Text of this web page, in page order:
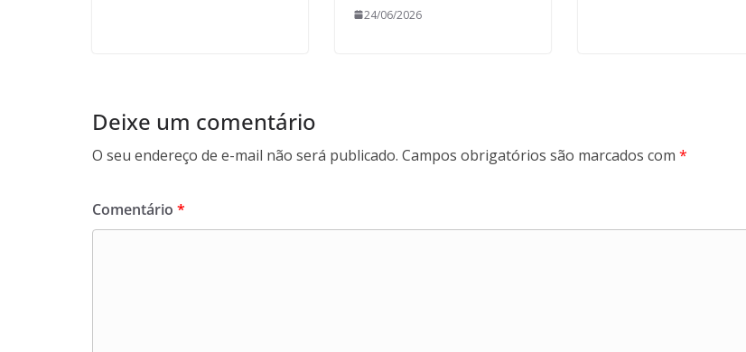
24/06/2026
Deixe um comentário
O seu endereço de e-mail não será publicado. Campos obrigatórios são marcados com *
Comentário *